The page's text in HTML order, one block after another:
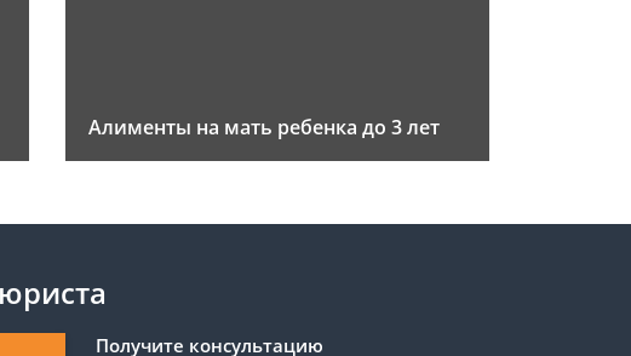
Алименты на мать ребенка до 3 лет
Получите консультацию